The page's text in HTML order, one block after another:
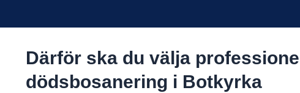
Därför ska du välja professionell
dödsbosanering i Botkyrka